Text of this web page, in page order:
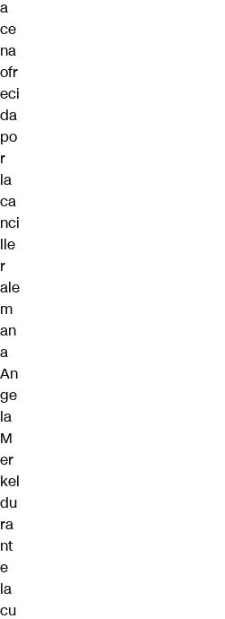
a
ce
na
ofr
eci
da
po
r
la
ca
nci
lle
r
ale
m
an
a
An
ge
la
M
er
kel
du
ra
nt
e
la
cu